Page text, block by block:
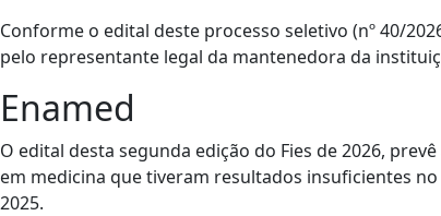
Conforme o edital deste processo seletivo (nº 40/
pelo representante legal da mantenedora da
Enamed
O edital desta segunda edição do Fies de 2026,
em medicina que tiveram resultados insuficientes
2025.